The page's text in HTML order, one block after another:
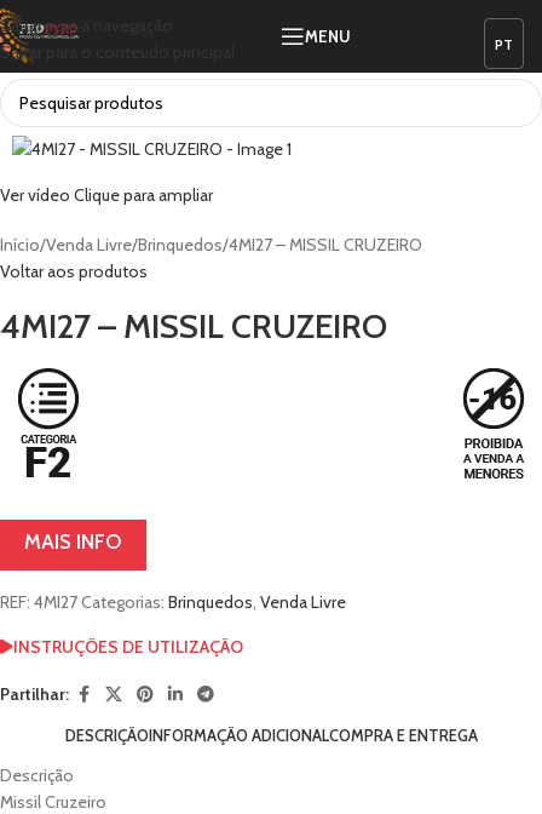
Saltar para a navegação
Saltar para o conteúdo principal
MENU
Ver vídeo Clique para ampliar
Início Venda Livre Brinquedos 4MI27 – MISSIL CRUZEIRO
Voltar aos produtos
4MI27 – MISSIL CRUZEIRO
MAIS INFO
REF: 4MI27Categorias: Brinquedos Venda Livre
INSTRUÇÕES DE UTILIZAÇÃO
Partilhar:
DESCRIÇÃOINFORMAÇÃO ADICIONALCOMPRA E ENTREGA
Descrição
Missil Cruzeiro